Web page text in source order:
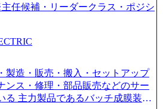
の売上割合は全体の3割。現在はTo
、製造業、通信、エンタメ、教
る分野やスキルを活用したいな
験を積みたい方でも、キャリア形
る。 https://storage.googleapis.com/
public/images/20240925204135
https://
任候補・リーダークラス・ポジシ
製造・販売・搬入・セットアップ
ンス・修理・部品販売などのサー
る 主力製品であるバッチ成膜装置